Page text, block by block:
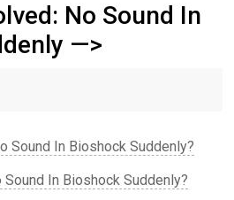
No Sound In
—>
Sound In Bioshock Suddenly?
In Bioshock Suddenly?